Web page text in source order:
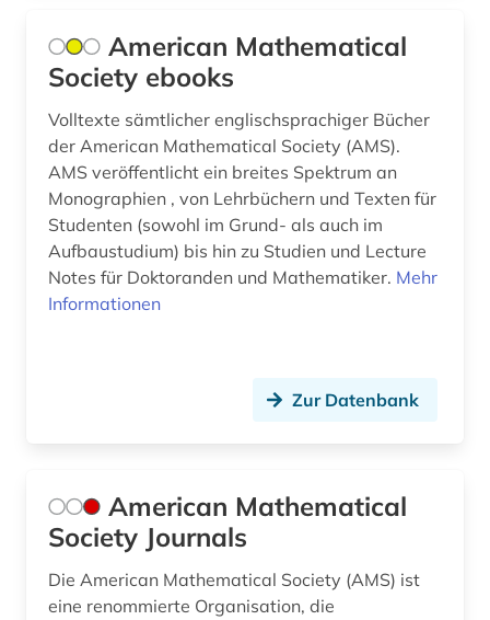
karriere (1)
kultur (1)
kunst (3)
kurve (1)
künstliche intelligenz (1)
latein (1)
lexikon (2)
life sciences (1)
lineare statistik (1)
American Mathematical
Society ebooks
Volltexte sämtlicher englischsprachiger Bücher
der American Mathematical Society (AMS).
AMS veröffentlicht ein breites Spektrum an
Monographien , von Lehrbüchern und Texten für
Studenten (sowohl im Grund- als auch im
Aufbaustudium) bis hin zu Studien und Lecture
Notes für Doktoranden und Mathematiker. Mehr
Informationen
Zur Datenbank
American Mathematical
Society Journals
Die American Mathematical Society (AMS) ist
eine renommierte Organisation, die